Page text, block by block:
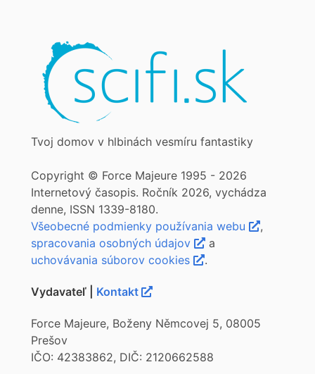
Tvoj domov v hlbinách vesmíru fantastiky
Copyright © Force Majeure 1995 - 2026
Internetový časopis. Ročník 2026, vychádza
denne, ISSN 1339-8180.
Všeobecné podmienky používania webu
,
spracovania osobných údajov
a
uchovávania súborov cookies
.
Vydavateľ | Kontakt
Force Majeure, Boženy Němcovej 5, 08005
Prešov
IČO: 42383862, DIČ: 2120662588